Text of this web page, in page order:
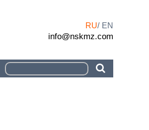
RU EN
info@nskmz.com